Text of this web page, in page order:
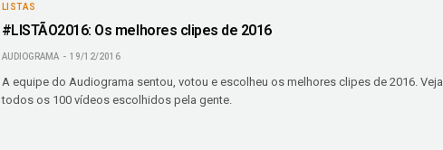
LISTAS
#LISTÃO2016: Os melhores clipes de 2016
AUDIOGRAMA 19/12/2016
A equipe do Audiograma sentou, votou e escolheu os melhores clipes de 2016. Veja
todos os 100 vídeos escolhidos pela gente.